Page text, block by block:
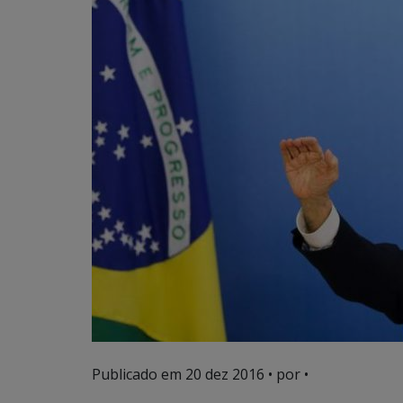
Publicado em 20 dez 2016 • por •